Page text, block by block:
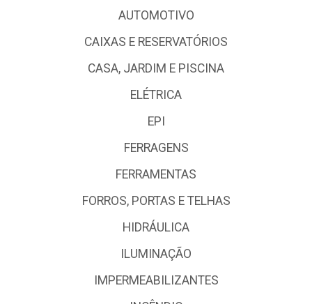
AUTOMOTIVO
CAIXAS E RESERVATÓRIOS
CASA, JARDIM E PISCINA
ELÉTRICA
EPI
FERRAGENS
FERRAMENTAS
FORROS, PORTAS E TELHAS
HIDRÁULICA
ILUMINAÇÃO
IMPERMEABILIZANTES